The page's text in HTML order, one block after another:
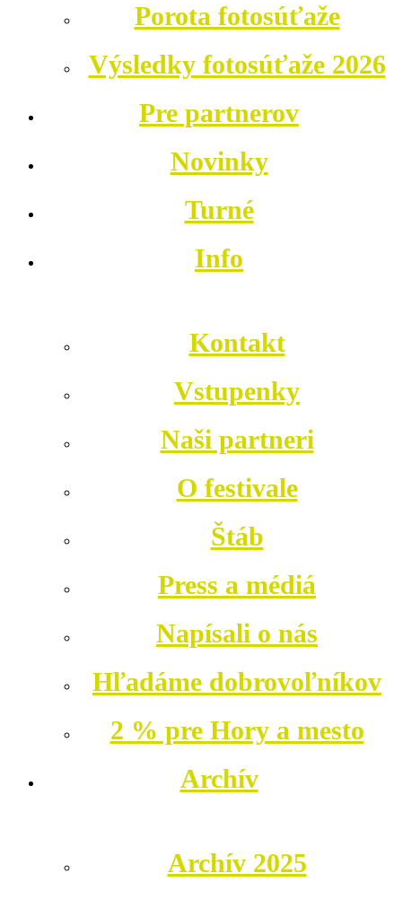
Porota fotosúťaže
Výsledky fotosúťaže 2026
Pre partnerov
Novinky
Turné
Info
Kontakt
Vstupenky
Naši partneri
O festivale
Štáb
Press a médiá
Napísali o nás
Hľadáme dobrovoľníkov
2 % pre Hory a mesto
Archív
Archív 2025